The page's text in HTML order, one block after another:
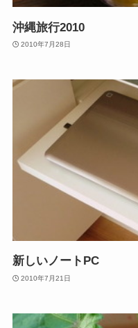
沖縄旅行2010
2010年7月28日
新しいノートPC
2010年7月21日